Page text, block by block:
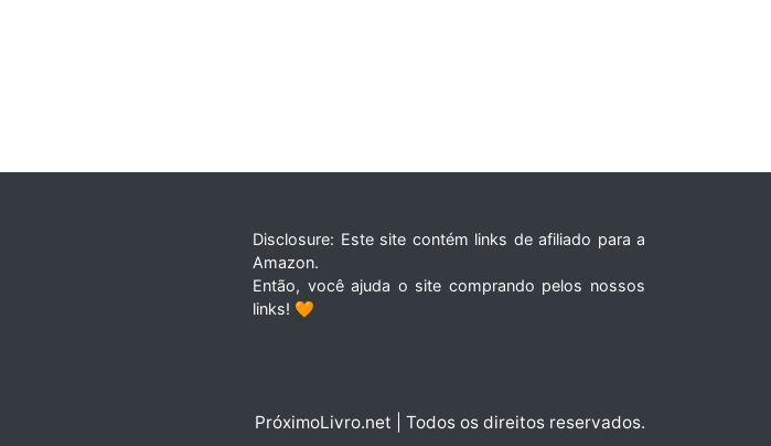
Disclosure: Este site contém links de afiliado para a
Amazon.
Então, você ajuda o site comprando pelos nossos
links! 🧡
PróximoLivro.net | Todos os direitos reservados.